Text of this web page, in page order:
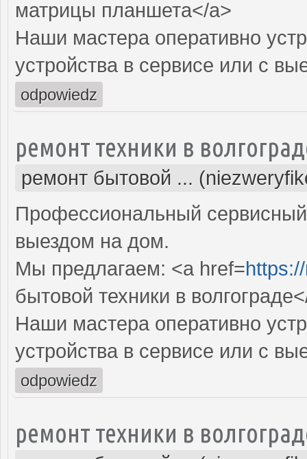
матрицы планшета</a>
Наши мастера оперативно
устройства в сервисе или с
odpowiedz
ремонт техники в
ремонт бытовой ...
Профессиональный
выездом на дом.
Мы предлагаем: <a href=
бытовой техники в
Наши мастера оперативно
устройства в сервисе или с
odpowiedz
ремонт техники в